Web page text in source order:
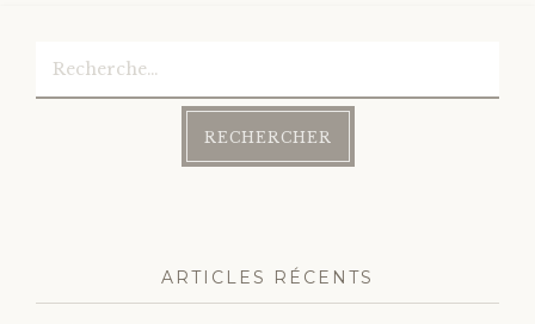
ARTICLES RÉCENTS